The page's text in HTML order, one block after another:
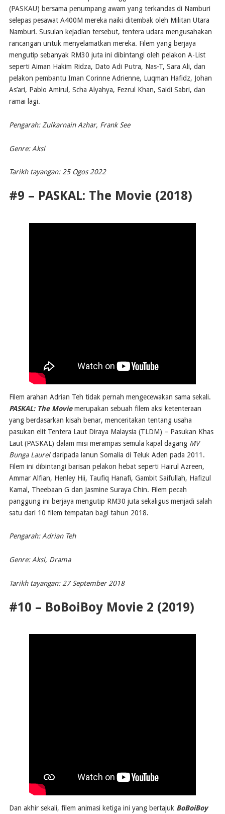
(PASKAU) bersama penumpang awam yang terkandas di Namburi
selepas pesawat A400M mereka naiki ditembak oleh Militan Utara
Namburi. Susulan kejadian tersebut, tentera udara mengusahakan
rancangan untuk menyelamatkan mereka. Filem yang berjaya
mengutip sebanyak RM30 juta ini dibintangi oleh pelakon A-List
seperti Aiman Hakim Ridza, Dato Adi Putra, Nas-T, Sara Ali, dan
pelakon pembantu Iman Corinne Adrienne, Luqman Hafidz, Johan
As’ari, Pablo Amirul, Scha Alyahya, Fezrul Khan, Saidi Sabri, dan
ramai lagi.
Pengarah: Zulkarnain Azhar, Frank See
Genre: Aksi
Tarikh tayangan: 25 Ogos 2022
#9 – PASKAL: The Movie (2018)
Filem arahan Adrian Teh tidak pernah mengecewakan sama sekali.
PASKAL: The Moviemerupakan sebuah filem aksi ketenteraan
yang berdasarkan kisah benar, menceritakan tentang usaha
pasukan elit Tentera Laut Diraya Malaysia (TLDM) – Pasukan Khas
Laut (PASKAL) dalam misi merampas semula kapal dagang MV
Bunga Laureldaripada lanun Somalia di Teluk Aden pada 2011.
Filem ini dibintangi barisan pelakon hebat seperti Hairul Azreen,
Ammar Alfian, Henley Hii, Taufiq Hanafi, Gambit Saifullah, Hafizul
Kamal, Theebaan G dan Jasmine Suraya Chin. Filem pecah
panggung ini berjaya mengutip RM30 juta sekaligus menjadi salah
satu dari 10 filem tempatan bagi tahun 2018.
Pengarah: Adrian Teh
Genre: Aksi, Drama
Tarikh tayangan: 27 September 2018
#10 – BoBoiBoy Movie 2 (2019)
Dan akhir sekali, filem animasi ketiga ini yang bertajuk BoBoiBoy